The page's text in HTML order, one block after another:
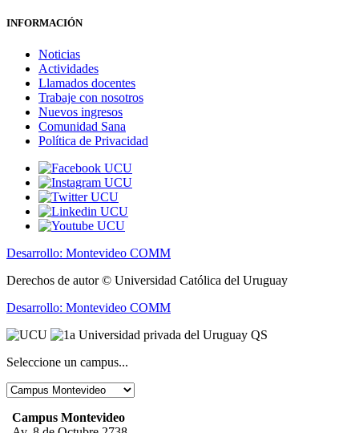
INFORMACIÓN
Noticias
Actividades
Llamados docentes
Trabaje con nosotros
Nuevos ingresos
Comunidad Sana
Política de Privacidad
Desarrollo: Montevideo COMM
Derechos de autor © Universidad Católica del Uruguay
Desarrollo: Montevideo COMM
Seleccione un campus...
Campus Montevideo